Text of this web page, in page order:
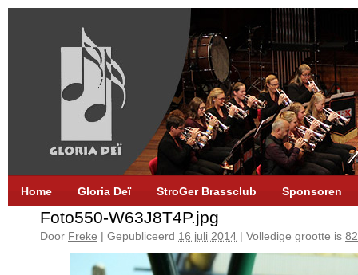
Home Gloria Deï StroGer Brassclub Sponsoren
Foto550-W63J8T4P.jpg
Door Freke | Gepubliceerd 16 juli 2014 | Volledige grootte is